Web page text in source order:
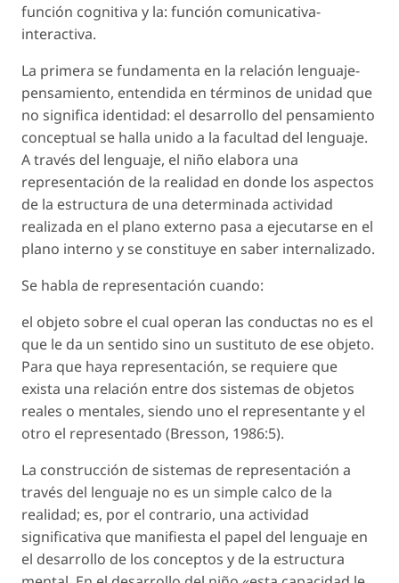
función cognitiva y la: función comunicativa-
interactiva.
La primera se fundamenta en la relación lenguaje-
pensamiento, entendida en términos de unidad que
no significa identidad: el desarrollo del pensamiento
conceptual se halla unido a la facultad del lenguaje.
A través del lenguaje, el niño elabora una
representación de la realidad en donde los aspectos
de la estructura de una determinada actividad
realizada en el plano externo pasa a ejecutarse en el
plano interno y se constituye en saber internalizado.
Se habla de representación cuando:
el objeto sobre el cual operan las conductas no es el
que le da un sentido sino un sustituto de ese objeto.
Para que haya representación, se requiere que
exista una relación entre dos sistemas de objetos
reales o mentales, siendo uno el representante y el
otro el representado (Bresson, 1986:5).
La construcción de sistemas de representación a
través del lenguaje no es un simple calco de la
realidad; es, por el contrario, una actividad
significativa que manifiesta el papel del lenguaje en
el desarrollo de los conceptos y de la estructura